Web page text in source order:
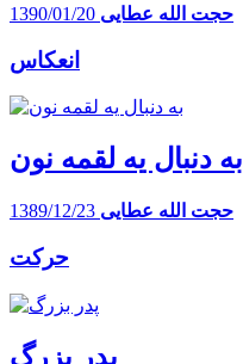
حجت الله عطایی 1390/01/20
انعکاس
به دنبال یه لقمه نون
حجت الله عطایی 1389/12/23
حرکت
پدر بزرگ